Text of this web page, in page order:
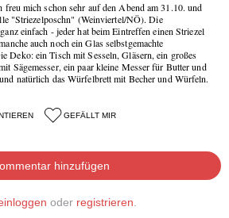
freu mich schon sehr auf den Abend am 31.10. und
"Striezelposchn" (Weinviertel/NÖ). Die
einfach - jeder hat beim Eintreffen einen Striezel
auch noch ein Glas selbstgemachte
Deko: ein Tisch mit Sesseln, Gläsern, ein großes
Sägemesser, ein paar kleine Messer für Butter und
natürlich das Würfelbrett mit Becher und Würfeln.
GEFÄLLT MIR
hinzufügen
oder registrieren